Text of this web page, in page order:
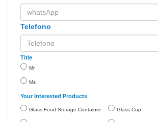
Telefono
Title
Mr
Ms
Your Interested Products
Glass Food Storage Container Glass Cup